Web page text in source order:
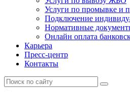
Услуги по промывке и
Подключение
Нормативные
Онлайн оплата
Карьера
Пресс-центр
Контакты